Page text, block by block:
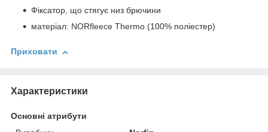
Фіксатор, що стягує низ брючини
матеріал: NORfleece Thermo (100% поліестер)
Приховати
Характеристики
Основні атрибути